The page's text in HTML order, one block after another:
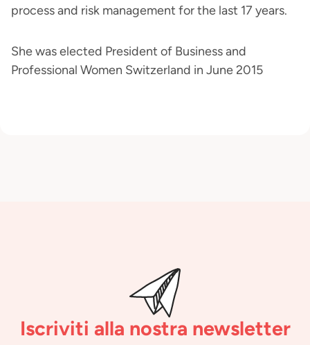
process and risk management for the last 17 years.
She was elected President of Business and
Professional Women Switzerland in June 2015
Iscriviti alla nostra newsletter